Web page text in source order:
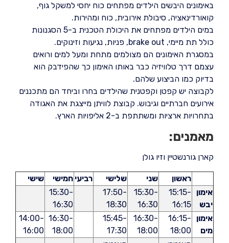
באימונים היבשים הילדים מפתחים כוח יחסי למשקל גוף,
קואורדינאציה, סיבולת אירובית, כוח ומהירות.
במים הילדים מפתחים את היכולת הטכנית ב-5 הסגנונות
כולל תת מיימי, brake out, פניות, נגיעות וזינוקים.
במסגרת האימונים הם מצולמים מתחת ומעל למים ורואים
עצמם דרך טלוויזיה כבר באותו האימון כך שהפידבק הוא
בדיוק כמו הביצוע שלהם.
לקבוצה יש קפטן וקפטנית שהילדים בחרו וביחד הם מתכננים
אירועים חברתיים וגיבוש. קבוצת לוויתן מייצגת את האגודה
בתחרויות ארציות ומשתתפת ב-2 אליפויות הארץ.
מאמנים:
קארן גורנשטיין וזיו גולן
ראשון שני שלישי רביעי חמישי
שישי
אימון
יבש
15:15-
16:15
15:30-
16:30
17:50-
18:30
15:30-
16:30
אימון
מים
16:15-
18:00
16:30-
18:00
15:45-
17:30
16:30-
18:00
14:00-
16:00